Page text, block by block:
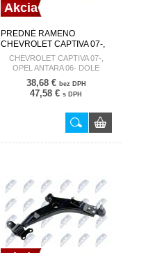
Akcia
PREDNÉ RAMENO
CHEVROLET CAPTIVA 07-,
OPEL ANTARA 06- DOLE
VPRAVO 4806301 ZWD-DW-
CHEVROLET CAPTIVA 07-,
OPEL ANTARA 06- DOLE
VPRAVO
38,68 € bez DPH
47,58 € s DPH